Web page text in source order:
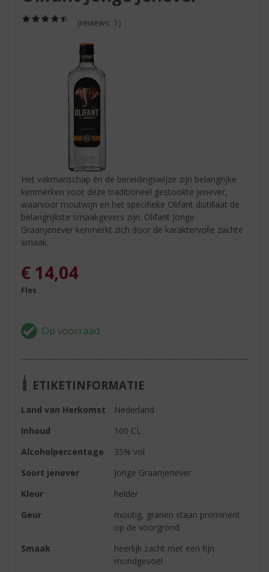
/
(reviews: 1)
Het vakmanschap én de bereidingswijze zijn belangrijke
kenmerken voor deze traditioneel gestookte jenever,
waarvoor moutwijn en het specifieke Olifant distillaat de
belangrijkste smaakgevers zijn. Olifant Jonge
Graanjenever kenmerkt zich door de karaktervolle zachte
smaak.
€ 14,04
Fles
ETIKETINFORMATIE
Land van Herkomst
Nederland
Inhoud
100 CL
Alcoholpercentage
35% vol
Soort jenever
Jonge Graanjenever
Kleur
helder
Geur
moutig, granen staan prominent
op de voorgrond
Smaak
heerlijk zacht met een fijn
mondgevoel